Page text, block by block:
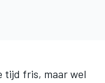
tijd fris, maar wel